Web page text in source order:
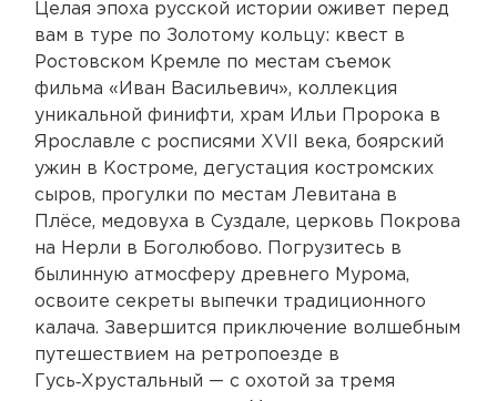
Целая эпоха русской истории оживет перед
вам в туре по Золотому кольцу: квест в
Ростовском Кремле по местам съемок
фильма «Иван Васильевич», коллекция
уникальной финифти, храм Ильи Пророка в
Ярославле с росписями XVII века, боярский
ужин в Костроме, дегустация костромских
сыров, прогулки по местам Левитана в
Плёсе, медовуха в Суздале, церковь Покрова
на Нерли в Боголюбово. Погрузитесь в
былинную атмосферу древнего Мурома,
освоите секреты выпечки традиционного
калача. Завершится приключение волшебным
путешествием на ретропоезде в
Гусь‑Хрустальный — с охотой за тремя